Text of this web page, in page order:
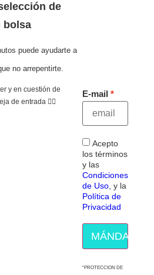
de
bolsa
puede ayudarte a
no arrepentirte.
y en cuestión de
de entrada 👇🏻
E-mail
Acepto
los términos
y las
Condiciones
de Uso , y la
Política de
Privacidad
MÁNDAME
“PROTECCION DE